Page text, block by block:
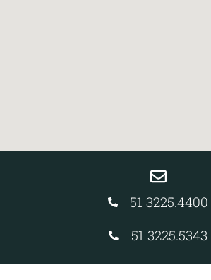
51 3225.4400
51 3225.5343
51 3226.4474